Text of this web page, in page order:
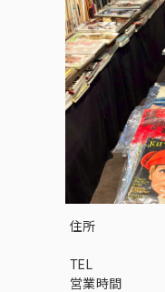
住所
TEL
営業時間